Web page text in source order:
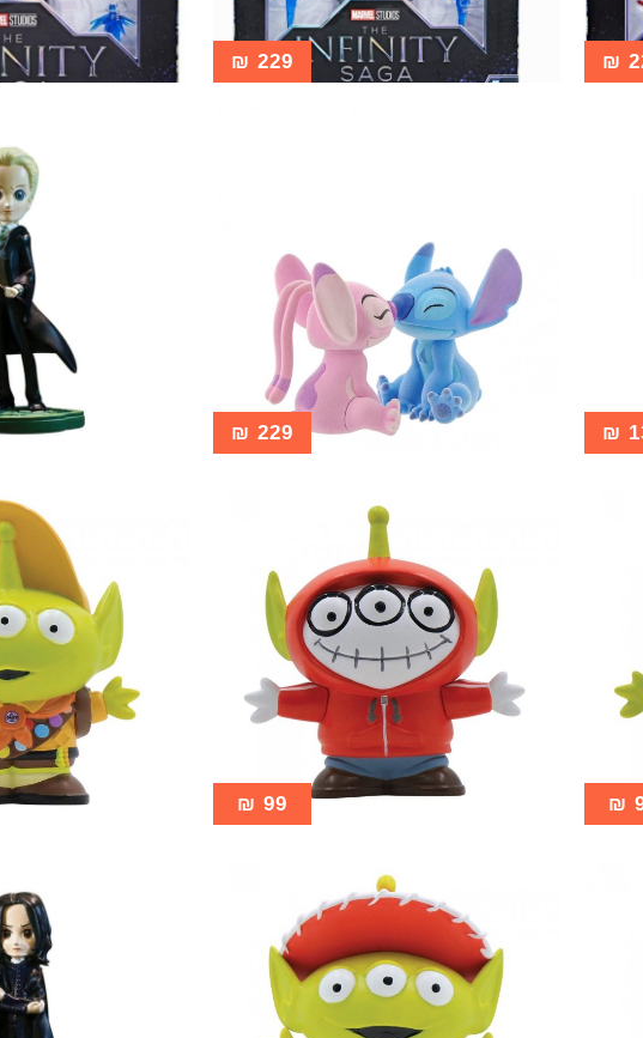
₪
229
₪
₪
229
₪
₪
99
₪